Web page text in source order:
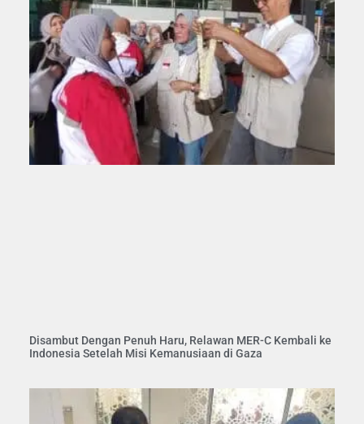
Disambut Dengan Penuh Haru, Relawan MER-C Kembali ke
Indonesia Setelah Misi Kemanusiaan di Gaza